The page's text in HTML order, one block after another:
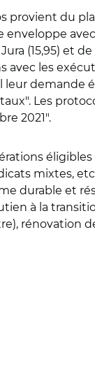
provient du
Jura (15,95)
avec les
demande
Les
2021".
mixtes,
durable et
à la
rénovation